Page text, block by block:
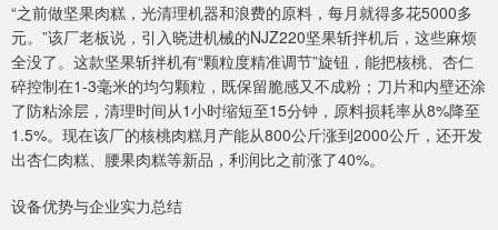
“之前做坚果肉糕，光清理机器和浪费的原料，每月就得多花5000多
元。”该厂老板说，引入晓进机械的NJZ220坚果斩拌机后，这些麻烦
全没了。这款坚果斩拌机有“颗粒度精准调节”旋钮，能把核桃、杏仁
碎控制在1-3毫米的均匀颗粒，既保留脆感又不成粉；刀片和内壁还涂
了防粘涂层，清理时间从1小时缩短至15分钟，原料损耗率从8%降至
1.5%。现在该厂的核桃肉糕月产能从800公斤涨到2000公斤，还开发
出杏仁肉糕、腰果肉糕等新品，利润比之前涨了40%。
设备优势与企业实力总结